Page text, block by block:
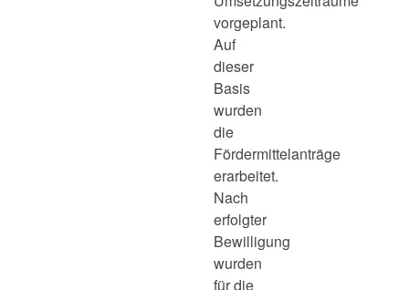
vorgeplant.
Auf
dieser
Basis
wurden
die
Fördermittelanträge
erarbeitet.
Nach
erfolgter
Bewilligung
wurden
für die